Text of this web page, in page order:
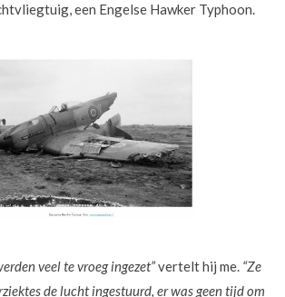
een Engelse Hawker Typhoon.
veel te vroeg ingezet”vertelt hij me. “Ze
de lucht ingestuurd, er was geen tijd om